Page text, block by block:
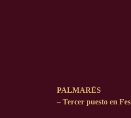
PALMARÉS
– Tercer puesto en